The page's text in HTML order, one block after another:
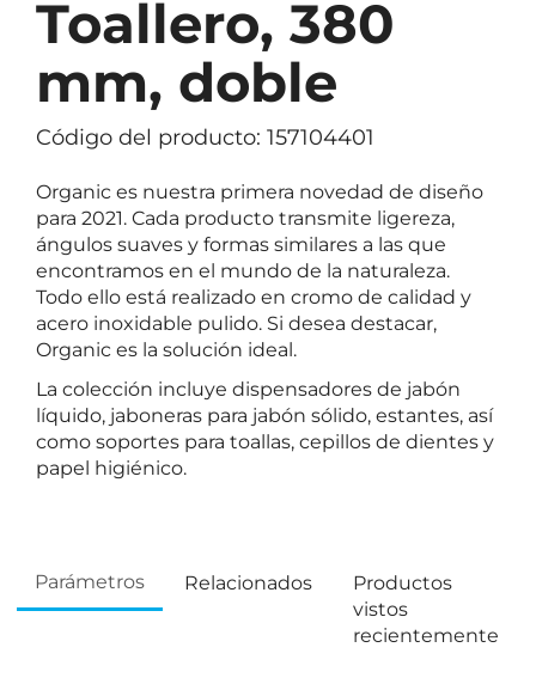
Toallero, 380
mm, doble
Código del producto: 157104401
Organic es nuestra primera novedad de diseño
para 2021. Cada producto transmite ligereza,
ángulos suaves y formas similares a las que
encontramos en el mundo de la naturaleza.
Todo ello está realizado en cromo de calidad y
acero inoxidable pulido. Si desea destacar,
Organic es la solución ideal.
La colección incluye dispensadores de jabón
líquido, jaboneras para jabón sólido, estantes, así
como soportes para toallas, cepillos de dientes y
papel higiénico.
Parámetros Relacionados
Productos
vistos
recientemente